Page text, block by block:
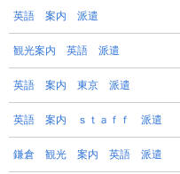
英語 案内 派遣
観光案内 英語 派遣
英語 案内 東京 派遣
英語 案内 ｓｔａｆｆ 派遣
鎌倉 観光 案内 英語 派遣